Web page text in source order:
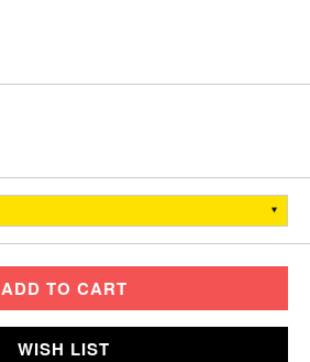
ウエスト 渡り幅 股上 レングス
裾幅
86 40.9 33 66
20.5
90 41.9 34 67.5
21.5
96 43.6
104 45.7 36 71 23.5
ADD TO CART
WISH LIST